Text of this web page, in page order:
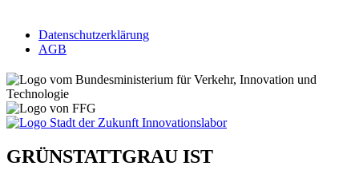
Datenschutzerklärung
AGB
GRÜNSTATTGRAU IST